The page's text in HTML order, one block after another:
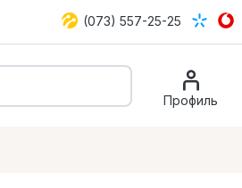
(073) 557-25-25
Профиль